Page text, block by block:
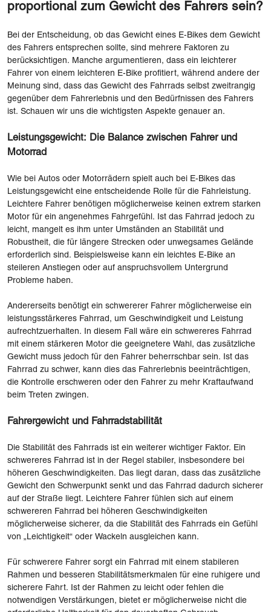
proportional zum Gewicht des Fahrers sein?
Bei der Entscheidung, ob das Gewicht eines E-Bikes dem Gewicht
des Fahrers entsprechen sollte, sind mehrere Faktoren zu
berücksichtigen. Manche argumentieren, dass ein leichterer
Fahrer von einem leichteren E-Bike profitiert, während andere der
Meinung sind, dass das Gewicht des Fahrrads selbst zweitrangig
gegenüber dem Fahrerlebnis und den Bedürfnissen des Fahrers
ist. Schauen wir uns die wichtigsten Aspekte genauer an.
Leistungsgewicht: Die Balance zwischen Fahrer und
Motorrad
Wie bei Autos oder Motorrädern spielt auch bei E-Bikes das
Leistungsgewicht eine entscheidende Rolle für die Fahrleistung.
Leichtere Fahrer benötigen möglicherweise keinen extrem starken
Motor für ein angenehmes Fahrgefühl. Ist das Fahrrad jedoch zu
leicht, mangelt es ihm unter Umständen an Stabilität und
Robustheit, die für längere Strecken oder unwegsames Gelände
erforderlich sind. Beispielsweise kann ein leichtes E-Bike an
steileren Anstiegen oder auf anspruchsvollem Untergrund
Probleme haben.
Andererseits benötigt ein schwererer Fahrer möglicherweise ein
leistungsstärkeres Fahrrad, um Geschwindigkeit und Leistung
aufrechtzuerhalten. In diesem Fall wäre ein schwereres Fahrrad
mit einem stärkeren Motor die geeignetere Wahl, das zusätzliche
Gewicht muss jedoch für den Fahrer beherrschbar sein. Ist das
Fahrrad zu schwer, kann dies das Fahrerlebnis beeinträchtigen,
die Kontrolle erschweren oder den Fahrer zu mehr Kraftaufwand
beim Treten zwingen.
Fahrergewicht und Fahrradstabilität
Die Stabilität des Fahrrads ist ein weiterer wichtiger Faktor. Ein
schwereres Fahrrad ist in der Regel stabiler, insbesondere bei
höheren Geschwindigkeiten. Das liegt daran, dass das zusätzliche
Gewicht den Schwerpunkt senkt und das Fahrrad dadurch sicherer
auf der Straße liegt. Leichtere Fahrer fühlen sich auf einem
schwereren Fahrrad bei höheren Geschwindigkeiten
möglicherweise sicherer, da die Stabilität des Fahrrads ein Gefühl
von „Leichtigkeit“ oder Wackeln ausgleichen kann.
Für schwerere Fahrer sorgt ein Fahrrad mit einem stabileren
Rahmen und besseren Stabilitätsmerkmalen für eine ruhigere und
sicherere Fahrt. Ist der Rahmen zu leicht oder fehlen die
notwendigen Verstärkungen, bietet er möglicherweise nicht die